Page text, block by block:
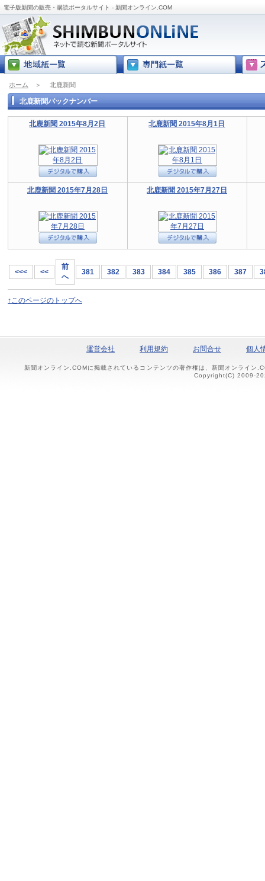
電子版新聞の販売・購読ポータルサイト - 新聞オンライン.COM
ホーム ＞ 北鹿新聞
北鹿新聞バックナンバー
北鹿新聞 2015年8月2日 北鹿新聞 2015年8月1日
北鹿新聞 2015年7月28日 北鹿新聞 2015年7月27日
<<< <<
前
へ
381 382 383 384 385 386 387
↑このページのトップへ
運営会社 利用規約 お問合せ 個人
新聞オンライン.COMに掲載されているコンテンツの著作権は、新聞オンライン
Copyright(C) 2009-